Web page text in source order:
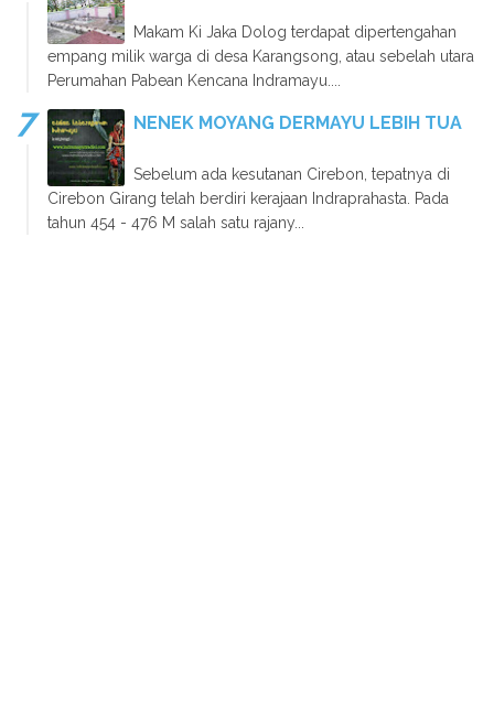
Makam Ki Jaka Dolog terdapat dipertengahan
empang milik warga di desa Karangsong, atau sebelah utara
Perumahan Pabean Kencana Indramayu....
NENEK MOYANG DERMAYU LEBIH TUA
Sebelum ada kesutanan Cirebon, tepatnya di
Cirebon Girang telah berdiri kerajaan Indraprahasta. Pada
tahun 454 - 476 M salah satu rajany...